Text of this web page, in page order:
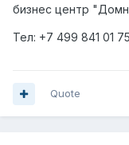
бизнес центр
Тел: +7 499 841 01
Quote